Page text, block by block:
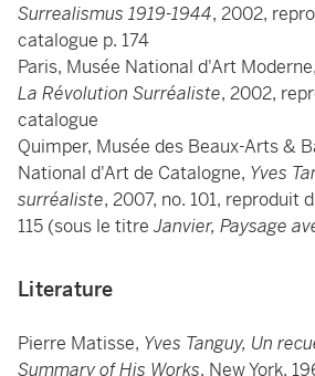
Surrealismus 1919-1944, 2002,
catalogue p. 174
Paris, Musée National d'Art
La Révolution Surréaliste, 2002,
catalogue
Quimper, Musée des Beaux-Arts &
National d'Art de Catalogne, Yves
surréaliste, 2007, no. 101, reproduit
115 (sous le titreJanvier, Paysage
Literature
Pierre Matisse, Yves Tanguy, Un
Summary of His Works, New York,